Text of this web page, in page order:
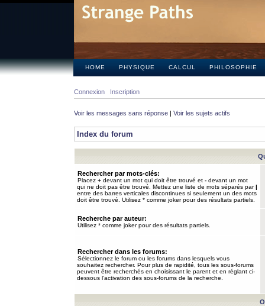
HOME PHYSIQUE CALCUL PHILOSOPHIE
Connexion Inscription
Voir les messages sans réponse | Voir les sujets actifs
Index du forum
Rechercher par mots-clés:
Placez + devant un mot qui doit être trouvé et - devant un mot
qui ne doit pas être trouvé. Mettez une liste de mots séparés par|
entre des barres verticales discontinues si seulement un des mots
doit être trouvé. Utilisez * comme joker pour des résultats partiels.
Recherche par auteur:
Utilisez * comme joker pour des résultats partiels.
Rechercher dans les forums:
Sélectionnez le forum ou les forums dans lesquels vous
souhaitez rechercher. Pour plus de rapidité, tous les sous-forums
peuvent être recherchés en choisissant le parent et en réglant ci-
dessous l’activation des sous-forums de la recherche.